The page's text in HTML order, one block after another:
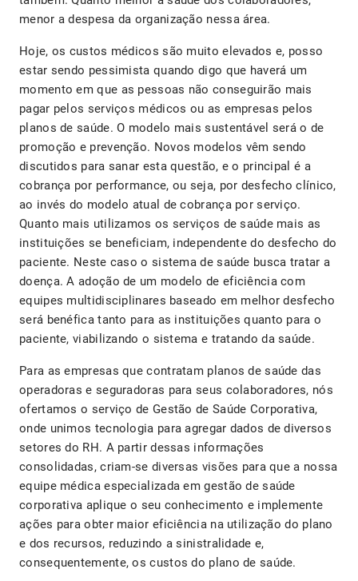
menor a despesa da organização nessa área.
Hoje, os custos médicos são muito elevados e, posso
estar sendo pessimista quando digo que haverá um
momento em que as pessoas não conseguirão mais
pagar pelos serviços médicos ou as empresas pelos
planos de saúde. O modelo mais sustentável será o de
promoção e prevenção. Novos modelos vêm sendo
discutidos para sanar esta questão, e o principal é a
cobrança por performance, ou seja, por desfecho clínico,
ao invés do modelo atual de cobrança por serviço.
Quanto mais utilizamos os serviços de saúde mais as
instituições se beneficiam, independente do desfecho do
paciente. Neste caso o sistema de saúde busca tratar a
doença. A adoção de um modelo de eficiência com
equipes multidisciplinares baseado em melhor desfecho
será benéfica tanto para as instituições quanto para o
paciente, viabilizando o sistema e tratando da saúde.
Para as empresas que contratam planos de saúde das
operadoras e seguradoras para seus colaboradores, nós
ofertamos o serviço de Gestão de Saúde Corporativa,
onde unimos tecnologia para agregar dados de diversos
setores do RH. A partir dessas informações
consolidadas, criam-se diversas visões para que a nossa
equipe médica especializada em gestão de saúde
corporativa aplique o seu conhecimento e implemente
ações para obter maior eficiência na utilização do plano
e dos recursos, reduzindo a sinistralidade e,
consequentemente, os custos do plano de saúde.